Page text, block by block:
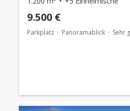
9.500 €
Parkplatz Panoramablick Sehr